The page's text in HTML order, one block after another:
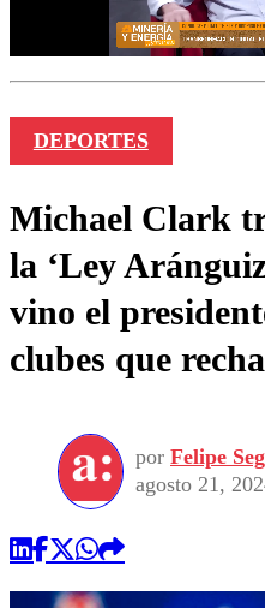
DEPORTES
Michael Clark
la ‘Ley
vino el
clubes que
por Felipe
agosto 21,